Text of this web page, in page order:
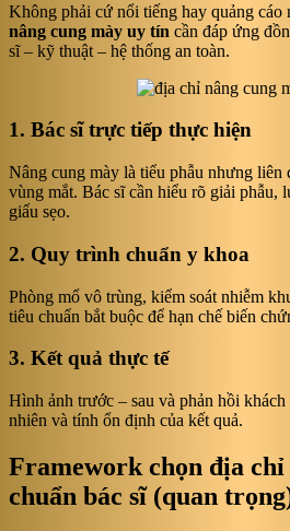
Không phải cứ nổi tiếng hay quảng
nâng cung mày uy tín cần đáp ứng
sĩ – kỹ thuật – hệ thống an toàn.
1. Bác sĩ trực tiếp thực hiện
Nâng cung mày là tiểu phẫu nhưng liên
vùng mắt. Bác sĩ cần hiểu rõ giải phẫu,
giấu sẹo.
2. Quy trình chuẩn y khoa
Phòng mổ vô trùng, kiểm soát nhiễm
tiêu chuẩn bắt buộc để hạn chế biến
3. Kết quả thực tế
Hình ảnh trước – sau và phản hồi
nhiên và tính ổn định của kết quả.
Framework chọn địa chỉ
chuẩn bác sĩ (quan